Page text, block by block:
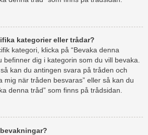
kategorier eller trådar?
kategori, klicka på “Bevaka denna
befinner dig i kategorin som du vill bevaka.
kan du antingen svara på tråden och
mig när tråden besvaras” eller så kan du
denna tråd” som finns på trådsidan.